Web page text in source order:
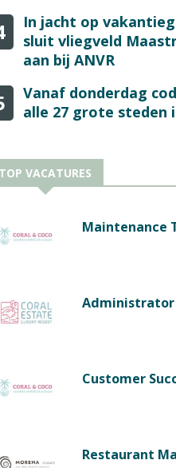
In jacht op
sluit vliegveld
aan bij ANVR
Vanaf donderdag
alle 27 grote steden
TOP VACATURES
Maintenance
Administrator
Customer
Restaurant